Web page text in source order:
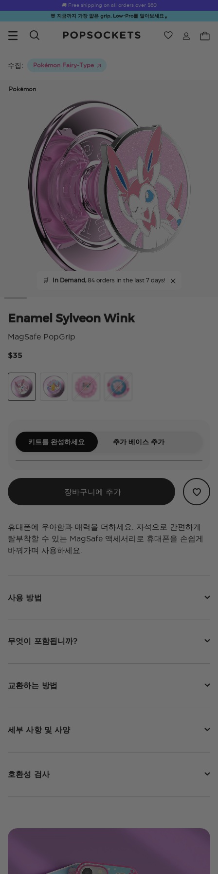
🚚 Free shipping on all orders over $60
Summer Sendoff Sale is on 🚨 Up to 60% off
🚨 지금까지 가장 얇은 grip, Low-Pro를 알아보세요 ▼
위시리스트
Hello Kitty®
and Friends
Morning
Sea Spell
수집: Pokémon Fairy-Type
Pokémon
🛒 In Demand,84 orders in the last 7 days!
Enamel Sylveon Wink
MagSafe PopGrip
$35
키트를 완성하세요 추가 베이스 추가
장바구니에 추가
휴대폰에 우아함과 매력을 더하세요. 자석으로 간편하게
탈부착할 수 있는 MagSafe 액세서리로 휴대폰을 손쉽게
바꿔가며 사용하세요.
사용 방법
무엇이 포함됩니까?
교환하는 방법
세부 사항 및 사양
호환성 검사